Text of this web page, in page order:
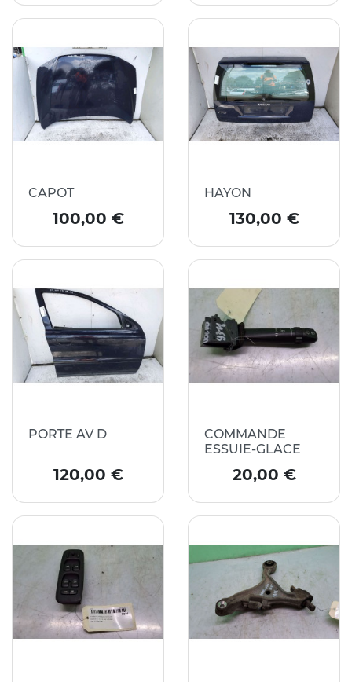
CAPOT
Prix
100,00 €
HAYON
Prix
130,00 €
PORTE AV D
Prix
120,00 €
COMMANDE
ESSUIE-GLACE
Prix
20,00 €